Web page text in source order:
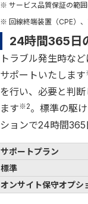
※ サービス品質保証の範囲
※ 回線終端装置（CPE）、
24時間365日
トラブル発生時な
サポートいたします
を行い、必要と判
ます※2。標準の駆
ションで24時間365
サポートプラン
標準
オンサイト保守オプシ